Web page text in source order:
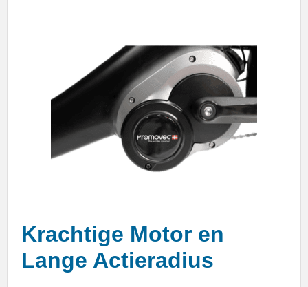
Krachtige Motor en
Lange Actieradius